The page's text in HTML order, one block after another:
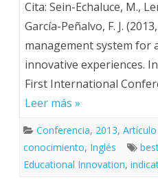
Cita: Sein-Echaluce, M.,
García-Peñalvo, F. J.
management system for
innovative experiences.
First International
Leer más »
Conferencia, 2013,
conocimiento, Inglés
Educational Innovation,